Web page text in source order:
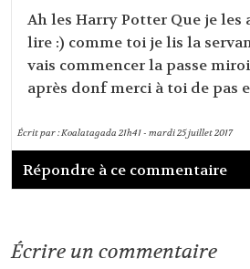
Ah les Harry Potter Que je les
lire :) comme toi je lis la
vais commencer la passe
après donf merci à toi de pas
Écrit par :Koalatagada 21h41-mardi 25juillet 2017
Répondre à ce commentaire
Écrire un commentaire